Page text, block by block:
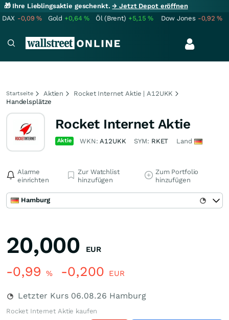
🎁 Ihre Lieblingsaktie geschenkt.→ Jetzt Depot eröffnen
DAX -0,09% Gold +0,64% Öl (Brent) +5,15% Dow Jones -0,92%
Startseite Aktien
Rocket Internet Aktie | A12UKK
Handelsplätze
Rocket Internet Aktie
Aktie WKN:A12UKK SYM: RKET Land
Alarme
einrichten
Zur Watchlist
hinzufügen
Zum Portfolio
hinzufügen
Hamburg
20,000 EUR
-0,99 % -0,200 EUR
Letzter Kurs 06.08.26 Hamburg
Rocket Internet Aktie kaufen